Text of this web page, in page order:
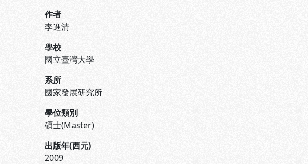
作者
李進清
學校
國立臺灣大學
系所
國家發展研究所
學位類別
碩士(Master)
出版年(西元)
2009